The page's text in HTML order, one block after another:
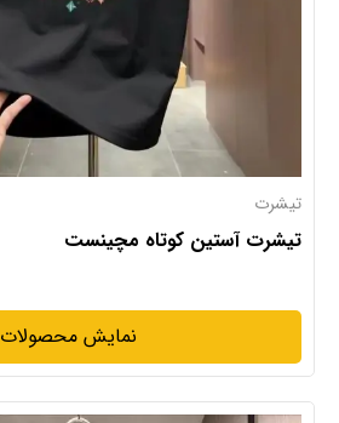
تیشرت
تیشرت آستین کوتاه مچینست
نمایش محصولات